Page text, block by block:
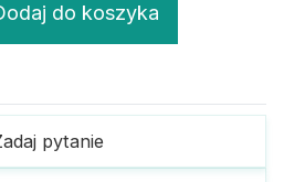
do koszyka
pytanie